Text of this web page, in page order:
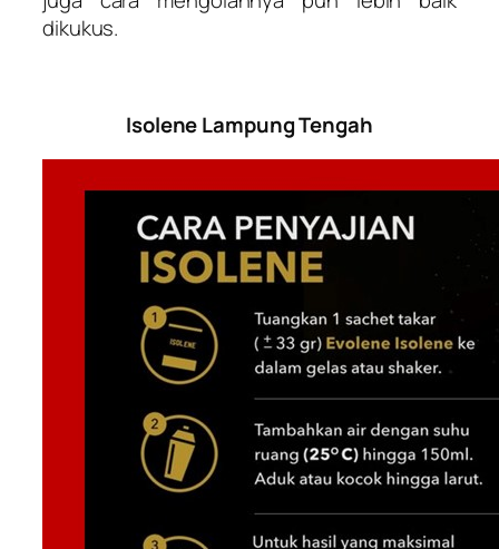
dikukus.
Isolene Lampung Tengah